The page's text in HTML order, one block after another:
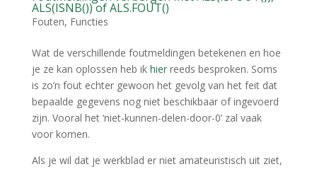
ALS(ISNB()) of ALS.FOUT()
Fouten, Functies
Wat de verschillende foutmeldingen betekenen en hoe
je ze kan oplossen heb ik hierreeds besproken. Soms
is zo’n fout echter gewoon het gevolg van het feit dat
bepaalde gegevens nog niet beschikbaar of ingevoerd
zijn. Vooral het ‘niet-kunnen-delen-door-0’ zal vaak
voor komen.
Als je wil dat je werkblad er niet amateuristisch uit ziet,